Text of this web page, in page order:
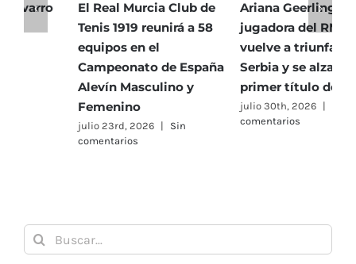
El Real Murcia Club de
Tenis 1919 reunirá a 58
equipos en el
Campeonato de España
Alevín Masculino y
Femenino
julio 23rd, 2026 | Sin
comentarios
Ariana Geerlings,
jugadora del RMCT,
vuelve a triunfar en
Serbia y se alza con su
primer título de 2026
julio 30th, 2026 | Sin
comentarios
Buscar: